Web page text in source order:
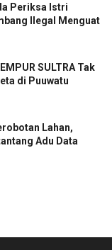
Periksa Istri
Ilegal Menguat
SULTRA Tak
di Puuwatu
Lahan,
Adu Data